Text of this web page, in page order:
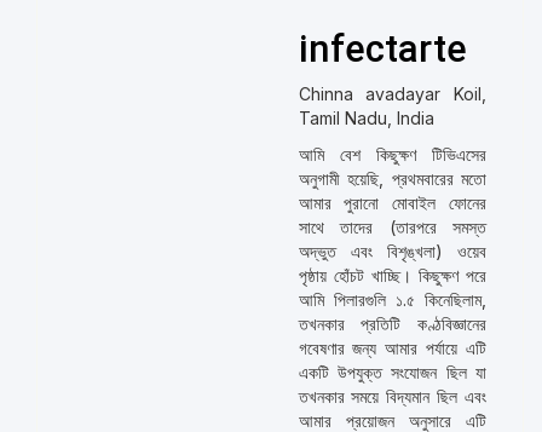
infectarte
Chinna avadayar Koil,
Tamil Nadu, India
আমি বেশ কিছুক্ষণ টিভিএসের
অনুগামী হয়েছি, প্রথমবারের মতো
আমার পুরানো মোবাইল ফোনের
সাথে তাদের (তারপরে সমস্ত
অদ্ভুত এবং বিশৃঙ্খলা) ওয়েব
পৃষ্ঠায় হোঁচট খাচ্ছি। কিছুক্ষণ পরে
আমি পিলারগুলি ১.৫ কিনেছিলাম,
তখনকার প্রতিটি কণ্ঠবিজ্ঞানের
গবেষণার জন্য আমার পর্যায়ে এটি
একটি উপযুক্ত সংযোজন ছিল যা
তখনকার সময়ে বিদ্যমান ছিল এবং
আমার প্রয়োজন অনুসারে এটি